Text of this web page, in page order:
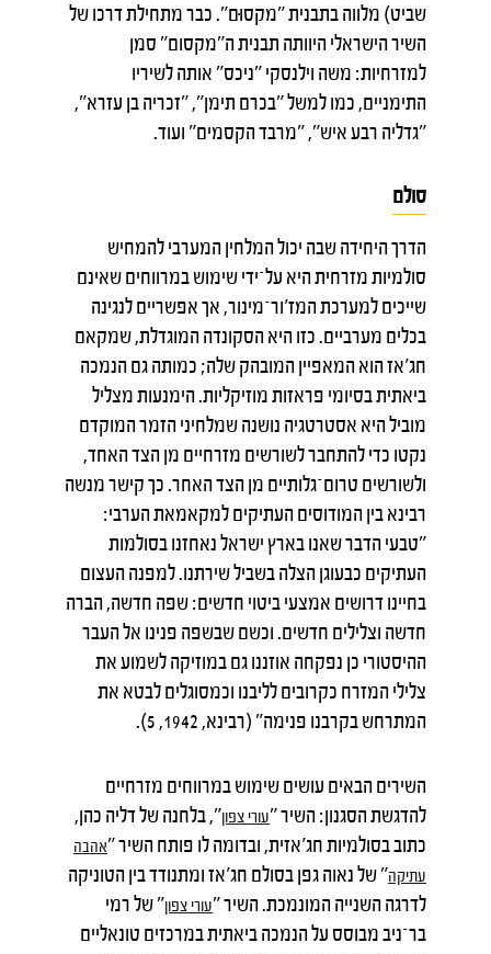
שביט) מלווה בתבנית "מקסוּם". כבר מתחילת דרכו של
השיר הישראלי היוותה תבנית ה"מקסום" סמן
למזרחיות: משה וילנסקי "ניכס" אותה לשיריו
התימניים, כמו למשל "בכרם תימן", "זכריה בן עזרא",
"גדליה רבע איש", "מרבד הקסמים" ועוד.
סולם
הדרך היחידה שבה יכול המלחין המערבי להמחיש
סולמיות מזרחית היא על־ידי שימוש במרווחים שאינם
שייכים למערכת המז'ור־מינור, אך אפשריים לנגינה
בכלים מערביים. כזו היא הסקונדה המוגדלת, שמקאם
חג'אז הוא המאפיין המובהק שלה; כמותה גם הנמכה
ביאתית בסיומי פראזות מוזיקליות. הימנעות מצליל
מוביל היא אסטרטגיה נושנה שמלחיני הזמר המוקדם
נקטו כדי להתחבר לשורשים מזרחיים מן הצד האחד,
ולשורשים טרום־גלותיים מן הצד האחר. כך קישר מנשה
רבינא בין המודוסים העתיקים למקאמאת הערבי:
"טבעי הדבר שאנו בארץ ישראל נאחזנו בסולמות
העתיקים כבעוגן הצלה בשביל שירתנו. למפנה העצום
בחיינו דרושים אמצעי ביטוי חדשים: שפה חדשה, הברה
חדשה וצלילים חדשים. וכשם שבשפה פנינו אל העבר
ההיסטורי כן נפקחה אוזננו גם במוזיקה לשמוע את
צלילי המזרח כקרובים לליבנו וכמסוגלים לבטא את
המתרחש בקרבנו פנימה" (רבינא, 1942, 5).
השירים הבאים עושים שימוש במרווחים מזרחיים
להדגשת הסגנון: השיר "עורי צפון", בלחנה של דליה כהן,
כתוב בסולמיות חג'אזית, ובדומה לו פותח השיר "אהבה
עתיקה" של נאוה גפן בסולם חג'אז ומתנודד בין הטוניקה
לדרגה השנייה המונמכת. השיר "עורי צפון" של רמי
בר־ניב מבוסס על הנמכה ביאתית במרכזים טונאליים